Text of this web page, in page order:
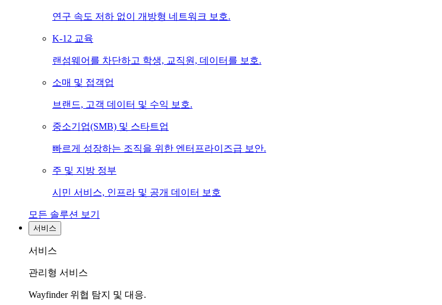
연구 속도 저하 없이 개방형 네트워크 보호.
K-12 교육
랜섬웨어를 차단하고 학생, 교직원, 데이터를 보호.
소매 및 접객업
브랜드, 고객 데이터 및 수익 보호.
중소기업(SMB) 및 스타트업
빠르게 성장하는 조직을 위한 엔터프라이즈급 보안.
주 및 지방 정부
시민 서비스, 인프라 및 공개 데이터 보호
모든 솔루션 보기
서비스
서비스
관리형 서비스
Wayfinder 위협 탐지 및 대응.